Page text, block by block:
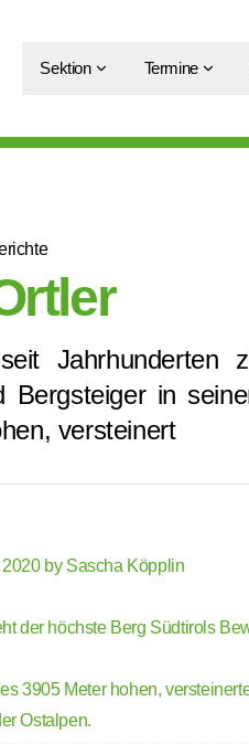
Sektion Termine
Jahrhunderten
Bergsteiger in
versteinert
2020 by Sascha Köpplin
der höchste Berg Südtirols
3905 Meter hohen,
Ostalpen.